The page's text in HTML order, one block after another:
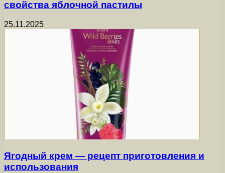
свойства яблочной пастилы
25.11.2025
Ягодный крем — рецепт приготовления и
использования